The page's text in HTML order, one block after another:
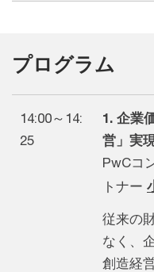
プログラム
14:00～14:
25
1. 企業
営」実
PwCコ
トナー
従来の
なく、
創造経